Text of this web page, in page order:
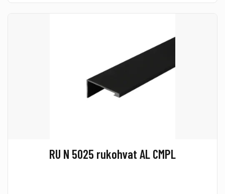
RU N 5025 rukohvat AL CMPL